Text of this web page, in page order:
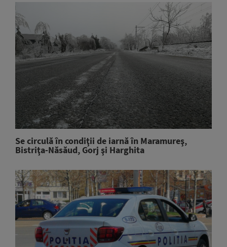
Se circulă în condiţii de iarnă în Maramureş,
Bistriţa-Năsăud, Gorj şi Harghita